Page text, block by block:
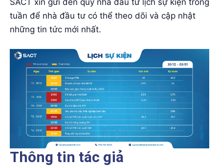
SACT xin gửi đến quý nhà đầu tư lịch sự kiện trong
tuần để nhà đầu tư có thể theo dõi và cập nhật
những tin tức mới nhất.
Thông tin tác giả